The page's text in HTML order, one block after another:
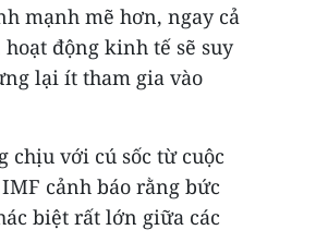
mạnh mẽ hơn, ngay cả
động kinh tế sẽ suy
lại ít tham gia vào
chịu với cú sốc từ cuộc
cảnh báo rằng bức
biệt rất lớn giữa các